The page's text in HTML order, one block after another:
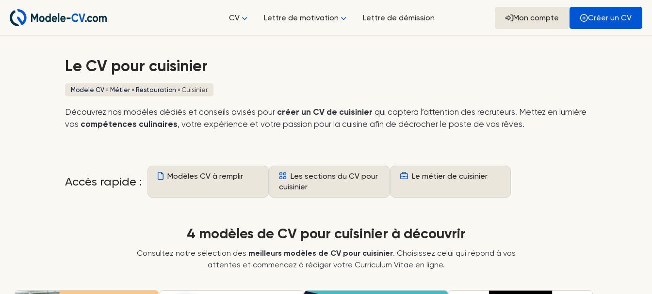
CV Lettre de motivation Lettre de démission Mon compte Créer un CV
Le CV pour cuisinier
Modele CV » Métier » Restauration »Cuisinier
Découvrez nos modèles dédiés et conseils avisés pour créer un CV de cuisinier qui captera l’attention des recruteurs. Mettez en lumière
vos compétences culinaires, votre expérience et votre passion pour la cuisine afin de décrocher le poste de vos rêves.
Accès rapide : Modèles CV à remplir
Les sections du CV pour
cuisinier
Le métier de cuisinier
4 modèles de CV pour cuisinier à découvrir
Consultez notre sélection des meilleurs modèles de CV pour cuisinier. Choisissez celui qui répond à vos
attentes et commencez à rédiger votre Curriculum Vitae en ligne.